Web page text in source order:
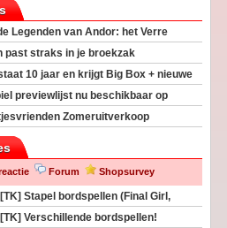
Legenden van Andor: het Verre
past straks in je broekzak
10 jaar en krijgt Big Box + nieuwe
previewlijst nu beschikbaar op
Zomeruitverkoop
Forum Shopsurvey
[TK] Stapel bordspellen (Final Girl,
Zombicide Invader)
[TK] Verschillende bordspellen!